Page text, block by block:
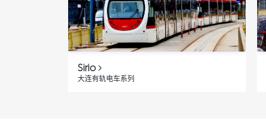
Sirio
大连有轨电车系列